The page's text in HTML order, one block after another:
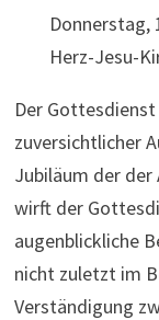
Donnerstag,
Herz-Jesu-
Der
zuversichtlicher
Jubiläum der der
wirft der
augenblickliche
nicht zuletzt im
Verständigung